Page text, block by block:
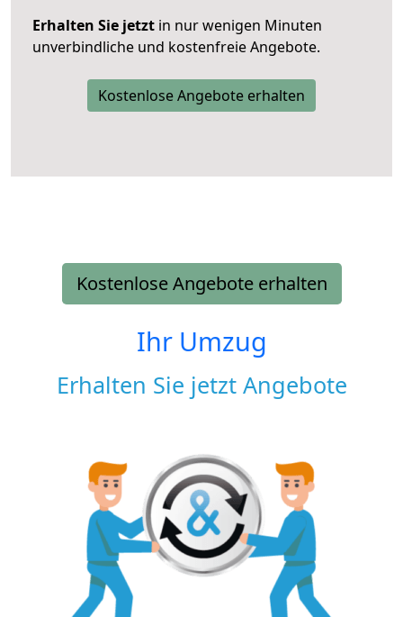
Erhalten Sie jetzt in nur wenigen Minuten
unverbindliche und kostenfreie Angebote.
Kostenlose Angebote erhalten
Kostenlose Angebote erhalten
Ihr Umzug
Erhalten Sie jetzt Angebote